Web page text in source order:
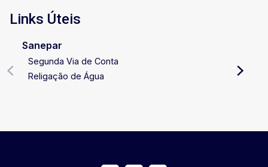
Links Úteis
Sanepar
Segunda Via de Conta
Religação de Água